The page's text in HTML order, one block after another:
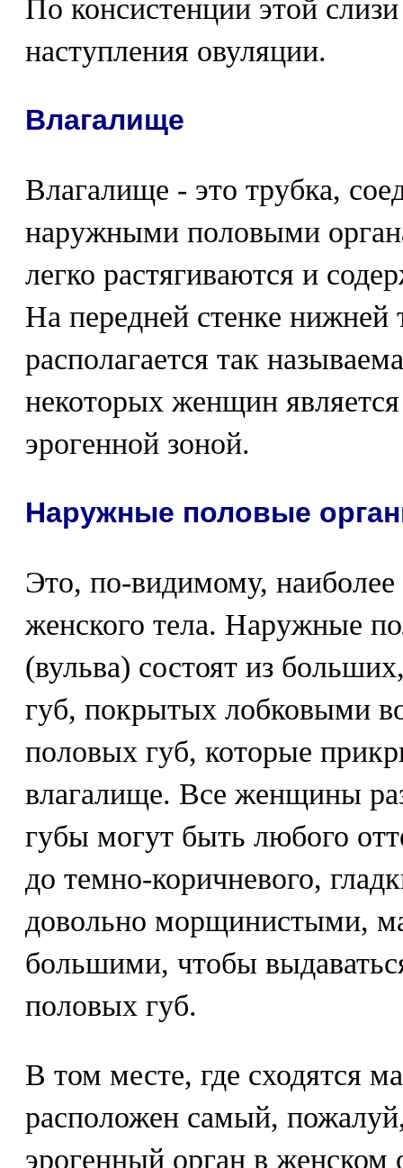
По консистенции этой
наступления овуляции.
Влагалище
Влагалище - это трубка,
наружными половыми
легко растягиваются и
На передней стенке нижней
располагается так
некоторых женщин
эрогенной зоной.
Наружные половые
Это, по-видимому, наиболее
женского тела. Наружные
(вульва) состоят из
губ, покрытых лобковыми
половых губ, которые
влагалище. Все женщины
губы могут быть любого
до темно-коричневого,
довольно морщинистыми,
большими, чтобы
половых губ.
В том месте, где сходятся
расположен самый,
эрогенный орган в женском